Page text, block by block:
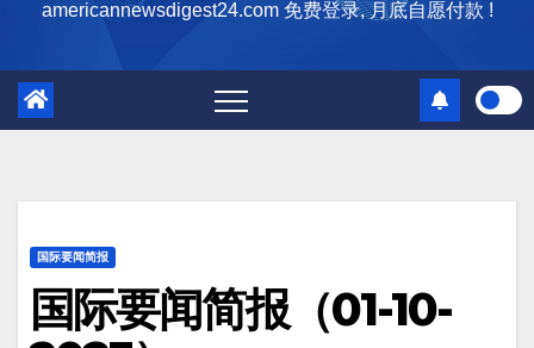
americannewsdigest24.com 免费登录, 月底自愿付款 !
国际要闻简报
国际要闻简报（01-10-